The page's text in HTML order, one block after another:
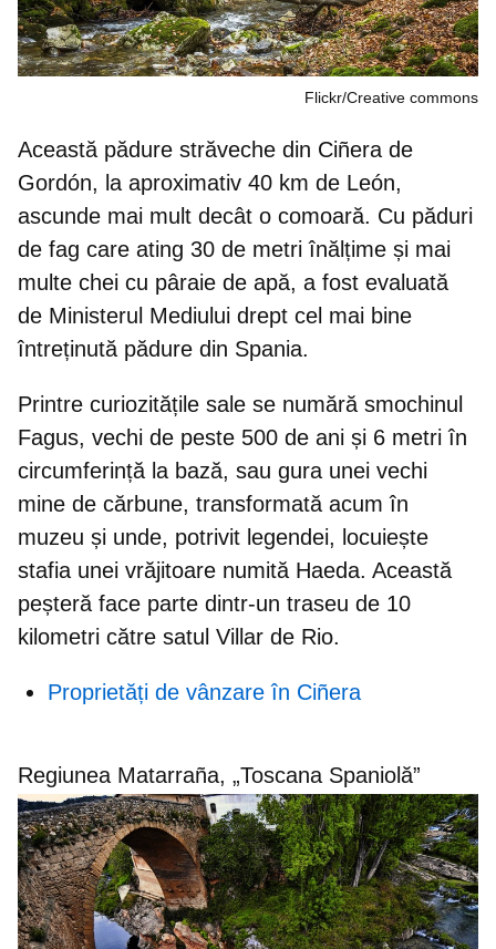
Flickr/Creative commons
Această pădure străveche din Ciñera de
Gordón, la aproximativ 40 km de León,
ascunde mai mult decât o comoară. Cu păduri
de fag care ating 30 de metri înălțime și mai
multe chei cu pâraie de apă, a fost evaluată
de Ministerul Mediului drept cel mai bine
întreținută pădure din Spania.
Printre curiozitățile sale se numără smochinul
Fagus, vechi de peste 500 de ani și 6 metri în
circumferință la bază, sau gura unei vechi
mine de cărbune, transformată acum în
muzeu și unde, potrivit legendei, locuiește
stafia unei vrăjitoare numită Haeda. Această
peșteră face parte dintr-un traseu de 10
kilometri către satul Villar de Rio.
Proprietăți de vânzare în Ciñera
Regiunea Matarraña, „Toscana Spaniolă”